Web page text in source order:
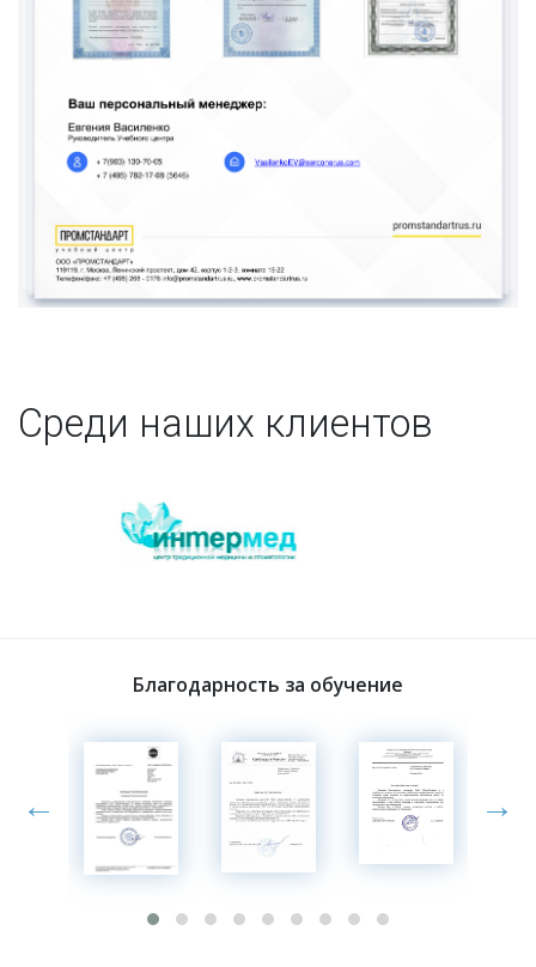
Среди наших клиентов
Благодарность за обучение
← →